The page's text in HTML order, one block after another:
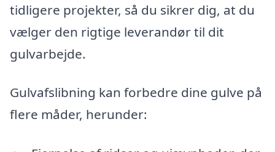
tidligere projekter, så du sikrer dig, at du
vælger den rigtige leverandør til dit
gulvarbejde.
Gulvafslibning kan forbedre dine gulve på
flere måder, herunder: